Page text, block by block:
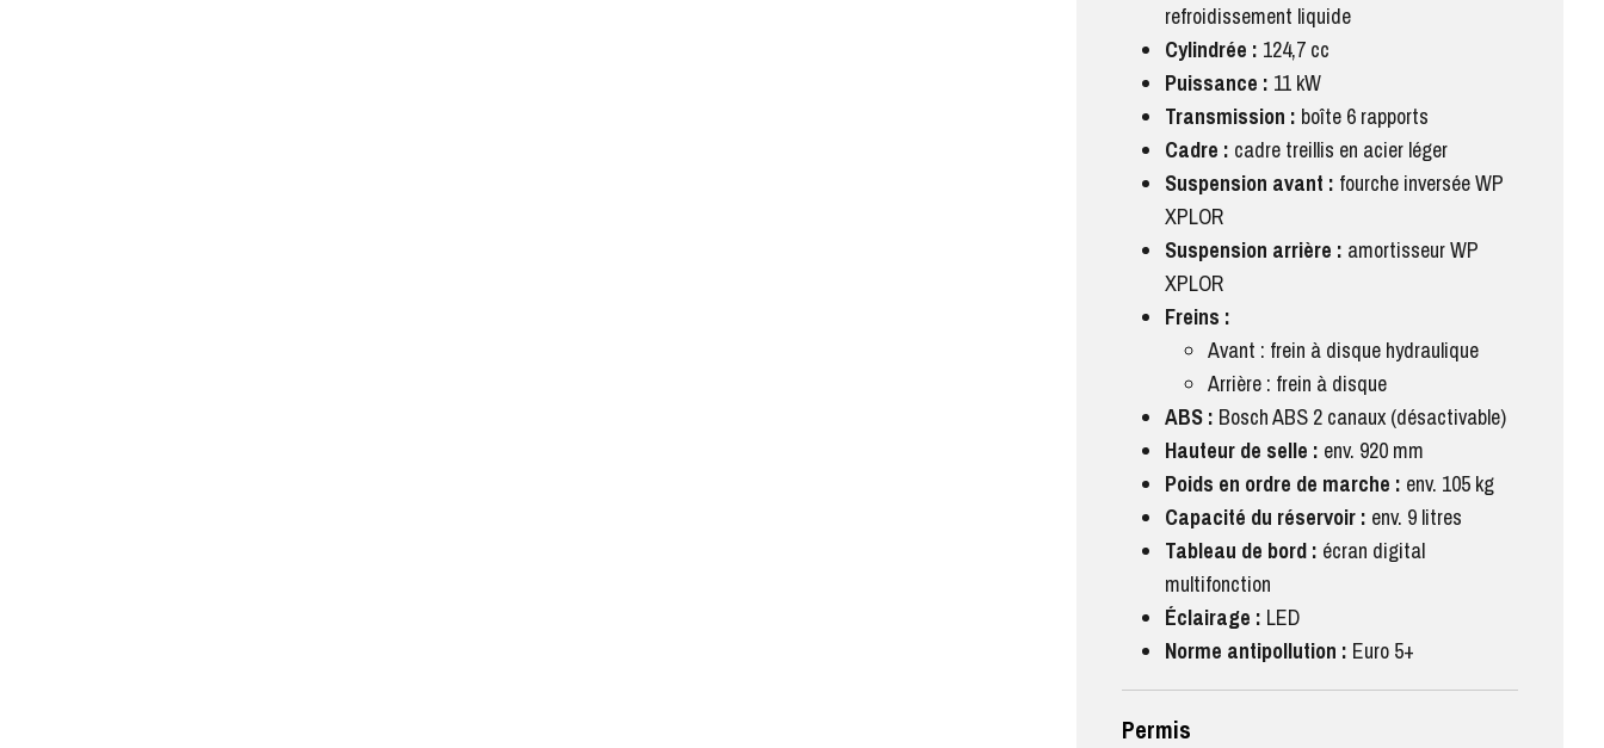
refroidissement liquide
Cylindrée : 124,7 cc
Puissance : 11 kW
Transmission : boîte 6 rapports
Cadre : cadre treillis en acier léger
Suspension avant : fourche inversée WP
XPLOR
Suspension arrière : amortisseur WP
XPLOR
Freins :
Avant : frein à disque hydraulique
Arrière : frein à disque
ABS : Bosch ABS 2 canaux (désactivable)
Hauteur de selle : env. 920 mm
Poids en ordre de marche : env. 105 kg
Capacité du réservoir : env. 9 litres
Tableau de bord : écran digital
multifonction
Éclairage : LED
Norme antipollution : Euro 5+
Permis